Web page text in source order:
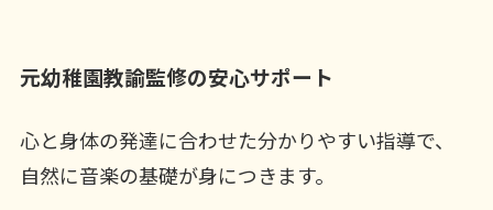
元幼稚園教諭監修の安心サポート
心と身体の発達に合わせた分かりやすい指導で、
自然に音楽の基礎が身につきます。